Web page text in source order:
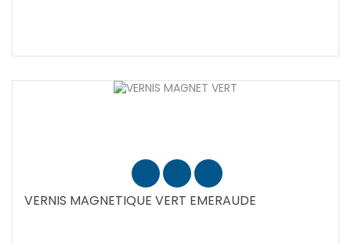
VERNIS MAGNETIQUE VERT EMERAUDE